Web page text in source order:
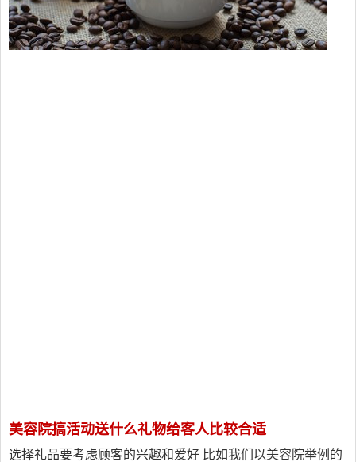
美容院搞活动送什么礼物给客人比较合适
选择礼品要考虑顾客的兴趣和爱好 比如我们以美容院举例的